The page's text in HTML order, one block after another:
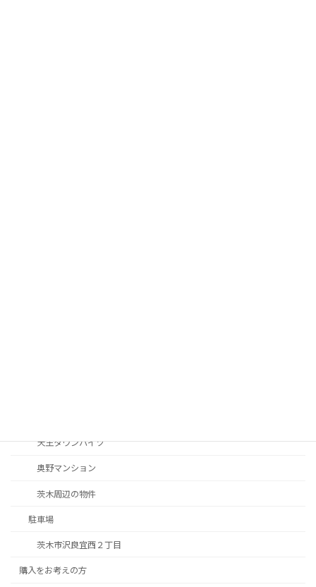
天王タウンハイツ
奥野マンション
茨木周辺の物件
駐車場
茨木市沢良宜西２丁目
購入をお考えの方